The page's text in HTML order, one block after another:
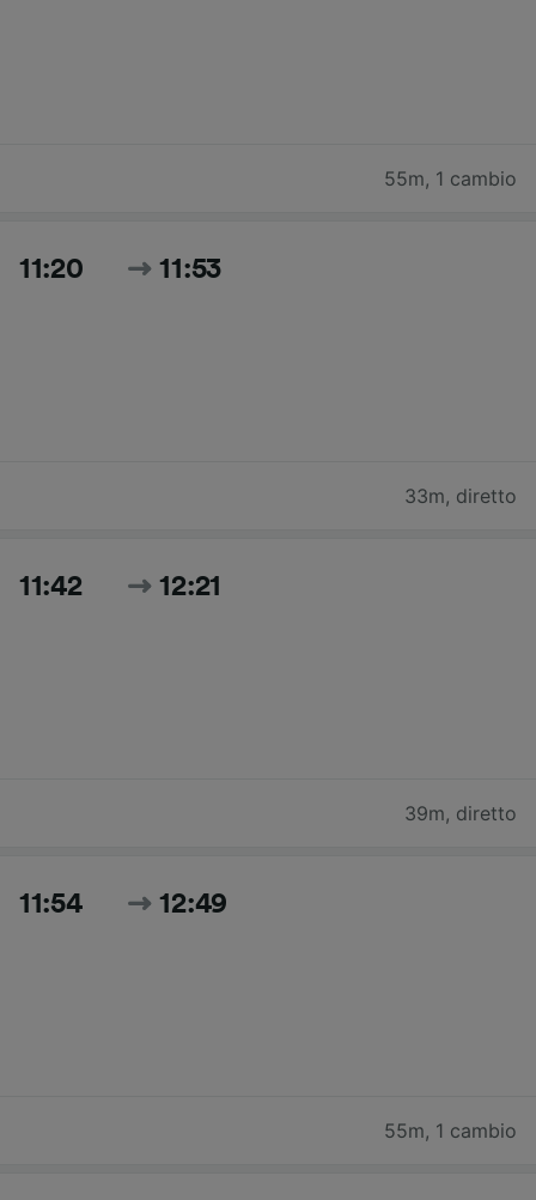
55m, 1 cambio
11:20 11:53
33m, diretto
11:42 12:21
39m, diretto
11:54 12:49
55m, 1 cambio